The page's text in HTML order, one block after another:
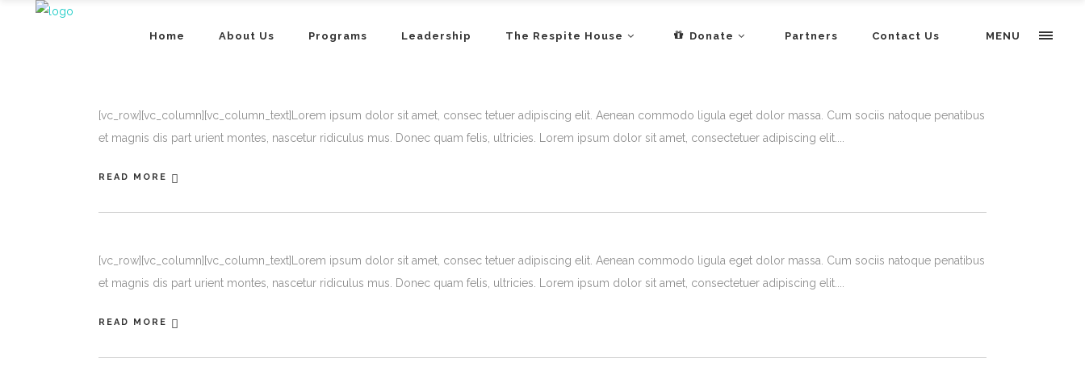
Home About Us Programs Leadership The Respite House Donate Partners Contact Us MENU
[vc_row][vc_column][vc_column_text]Lorem ipsum dolor sit amet, consec tetuer adipiscing elit. Aenean commodo ligula eget dolor massa. Cum sociis natoque penatibus
et magnis dis part urient montes, nascetur ridiculus mus. Donec quam felis, ultricies. Lorem ipsum dolor sit amet, consectetuer adipiscing elit.
READ MORE
[vc_row][vc_column][vc_column_text]Lorem ipsum dolor sit amet, consec tetuer adipiscing elit. Aenean commodo ligula eget dolor massa. Cum sociis natoque penatibus
et magnis dis part urient montes, nascetur ridiculus mus. Donec quam felis, ultricies. Lorem ipsum dolor sit amet, consectetuer adipiscing elit.
READ MORE